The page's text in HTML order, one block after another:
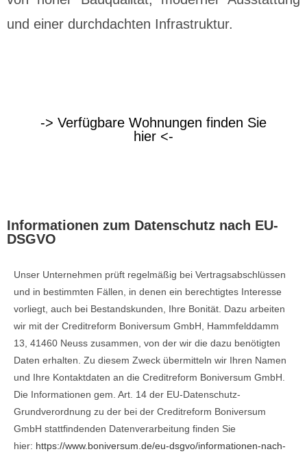
und einer durchdachten Infrastruktur.
-> Verfügbare Wohnungen finden Sie
hier <-
Informationen zum Datenschutz nach EU-
DSGVO
Unser Unternehmen prüft regelmäßig bei Vertragsabschlüssen
und in bestimmten Fällen, in denen ein berechtigtes Interesse
vorliegt, auch bei Bestandskunden, Ihre Bonität. Dazu arbeiten
wir mit der Creditreform Boniversum GmbH, Hammfelddamm
13, 41460 Neuss zusammen, von der wir die dazu benötigten
Daten erhalten. Zu diesem Zweck übermitteln wir Ihren Namen
und Ihre Kontaktdaten an die Creditreform Boniversum GmbH.
Die Informationen gem. Art. 14 der EU-Datenschutz-
Grundverordnung zu der bei der Creditreform Boniversum
GmbH stattfindenden Datenverarbeitung finden Sie
hier: https://www.boniversum.de/eu-dsgvo/informationen-nach-